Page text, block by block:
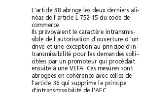
L'article 38 abroge les deux derniers ali-
néas de l'article L 752-15 du code de
commerce.
Ils prévoyaient le caractère intransmis-
sible de l'autorisation d'ouverture d 'un
drive et une exception au principe d'in-
transmissibilité pour les demandes solli-
citées par un promoteur qui procédait
ensuite à une VEFA. Ces mesures sont
abrogées en cohérence avec celles de
l'article 36 qui supprime le principe